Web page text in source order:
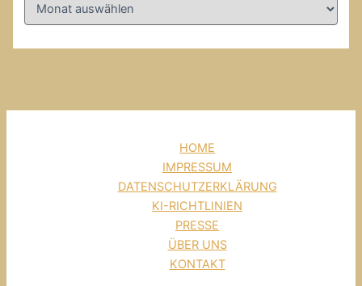
HOME
IMPRESSUM
DATENSCHUTZERKLÄRUNG
KI-RICHTLINIEN
PRESSE
ÜBER UNS
KONTAKT